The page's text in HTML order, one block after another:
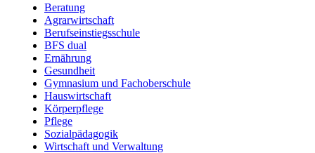
Berufsfelder
Beratung
Agrarwirtschaft
Berufseinstiegsschule
BFS dual
Ernährung
Gesundheit
Gymnasium und Fachoberschule
Hauswirtschaft
Körperpflege
Pflege
Sozialpädagogik
Wirtschaft und Verwaltung